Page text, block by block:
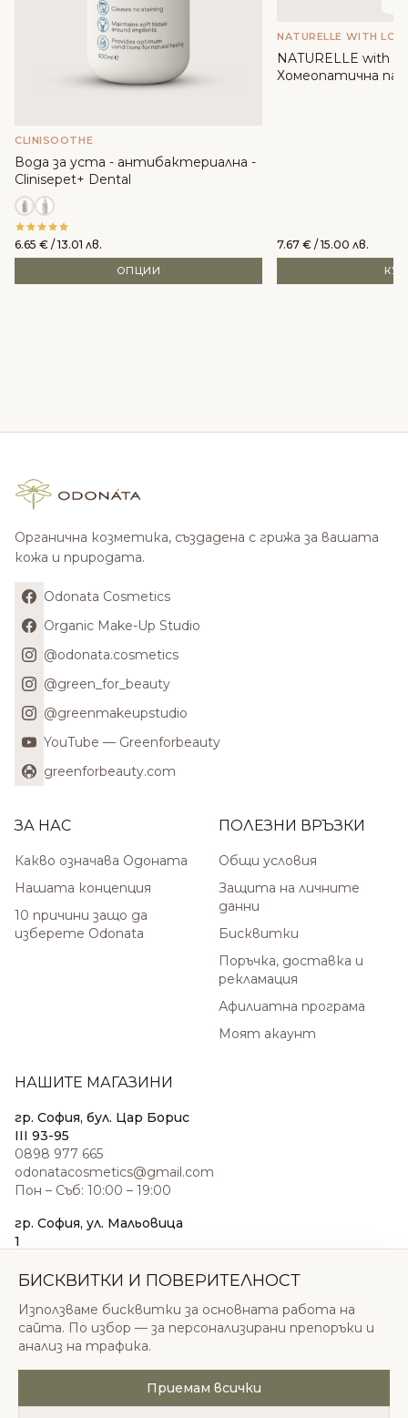
CLINISOOTHE
Вода за уста - антибактериална -
Clinisepet+ Dental
6.65 € / 13.01 лв.
ОПЦИИ
NATURELLE WITH
NATURELLE with
Хомеопатична
7.67 € / 15.00 лв.
Органична козметика, създадена с грижа за вашата
кожа и природата.
Odonata Cosmetics
Organic Make-Up Studio
@odonata.cosmetics
@green_for_beauty
@greenmakeupstudio
YouTube — Greenforbeauty
greenforbeauty.com
ЗА НАС
Какво означава Одоната
Нашата концепция
10 причини защо да
изберете Odonata
ПОЛЕЗНИ ВРЪЗКИ
Общи условия
Защита на личните
данни
Бисквитки
Поръчка, доставка и
рекламация
Афилиатна програма
Моят акаунт
НАШИТЕ МАГАЗИНИ
гр. София, бул. Цар Борис
III 93-95
0898 977 665
odonatacosmetics@gmail.com
Пон – Съб: 10:00 – 19:00
гр. София, ул. Мальовица
1
sales@odonatacosmetics.com
Нед: 11:00 – 18:00
© 2026 Одоната Козметикс ООД. Всички права
запазени.
БИСКВИТКИ И ПОВЕРИТЕЛНОСТ
Използваме бисквитки за основната работа на
сайта. По избор — за персонализирани препоръки и
анализ на трафика.
Приемам всички